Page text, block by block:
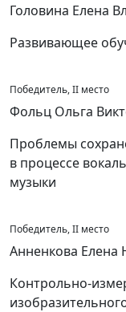
Головина Елена
Развивающее
Победитель, II место
Фольц Ольга
Проблемы
в процессе
музыки
Победитель, II место
Анненкова Елена
Контрольно-